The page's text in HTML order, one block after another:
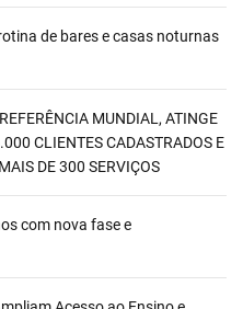
de bares e casas noturnas
MUNDIAL, ATINGE
CLIENTES CADASTRADOS E
DE 300 SERVIÇOS
com nova fase e